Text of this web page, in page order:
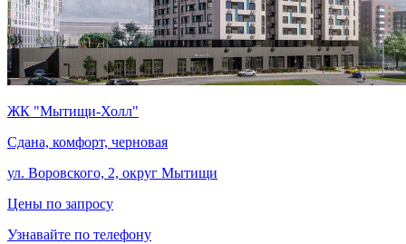
ЖК "Мытищи-Холл"
Сдана, комфорт, черновая
ул. Воровского, 2, округ Мытищи
Цены по запросу
Узнавайте по телефону